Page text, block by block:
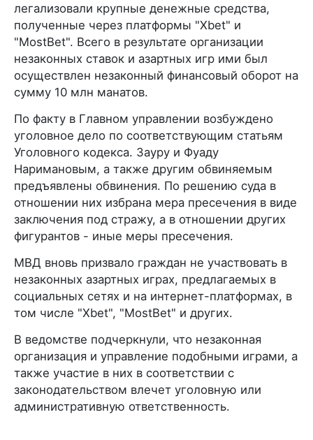
легализовали крупные денежные средства,
полученные через платформы "Xbet" и
"MostBet". Всего в результате организации
незаконных ставок и азартных игр ими был
осуществлен незаконный финансовый оборот на
сумму 10 млн манатов.
По факту в Главном управлении возбуждено
уголовное дело по соответствующим статьям
Уголовного кодекса. Зауру и Фуаду
Наримановым, а также другим обвиняемым
предъявлены обвинения. По решению суда в
отношении них избрана мера пресечения в виде
заключения под стражу, а в отношении других
фигурантов - иные меры пресечения.
МВД вновь призвало граждан не участвовать в
незаконных азартных играх, предлагаемых в
социальных сетях и на интернет-платформах, в
том числе "Xbet", "MostBet" и других.
В ведомстве подчеркнули, что незаконная
организация и управление подобными играми, а
также участие в них в соответствии с
законодательством влечет уголовную или
административную ответственность.